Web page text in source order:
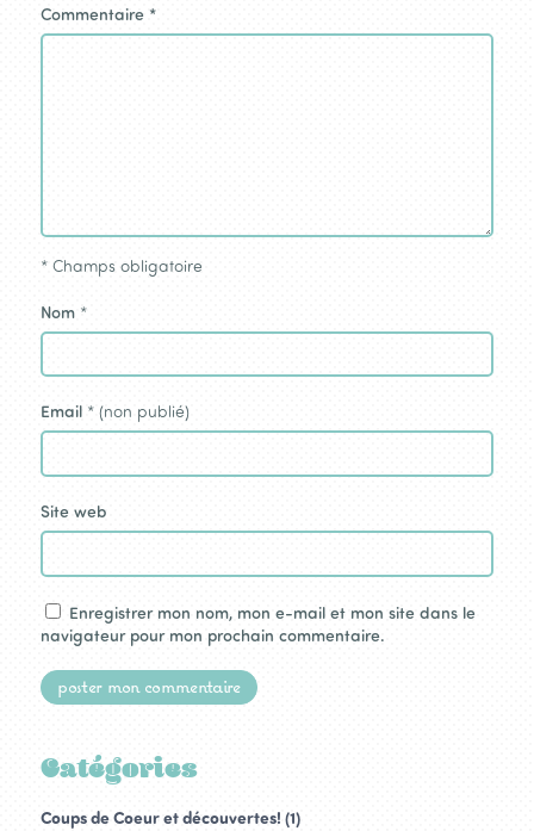
Commentaire *
* Champs obligatoire
Nom *
Email * (non publié)
Site web
Enregistrer mon nom, mon e-mail et mon site dans le
navigateur pour mon prochain commentaire.
Catégories
Coups de Coeur et découvertes! (1)